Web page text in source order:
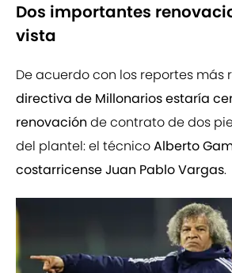
Dos importantes
vista
De acuerdo con los reportes más
directiva de Millonarios estaría
renovación de contrato de dos
del plantel: el técnicoAlberto
costarricense Juan Pablo Vargas.